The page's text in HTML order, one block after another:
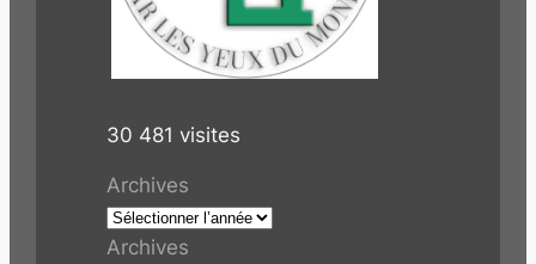
30 481 visites
Archives
Archives